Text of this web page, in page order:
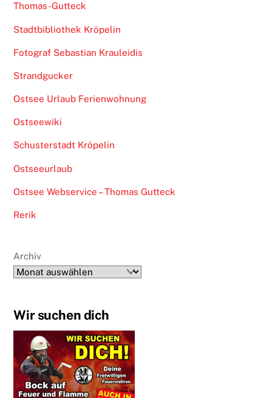
Thomas-Gutteck
Stadtbibliothek Kröpelin
Fotograf Sebastian Krauleidis
Strandgucker
Ostsee Urlaub Ferienwohnung
Ostseewiki
Schusterstadt Kröpelin
Ostseeurlaub
Ostsee Webservice – Thomas Gutteck
Rerik
Archiv
Wir suchen dich